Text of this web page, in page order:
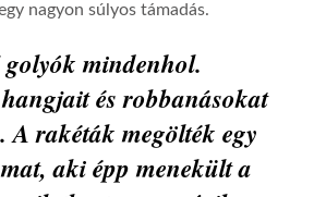
nagyon súlyos támadás.
mindenhol.
és robbanásokat
A rakéták megölték egy
aki épp menekült a